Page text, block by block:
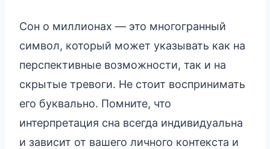
Сон о миллионах — это многогранный
символ, который может указывать как на
перспективные возможности, так и на
скрытые тревоги. Не стоит воспринимать
его буквально. Помните, что
интерпретация сна всегда индивидуальна
и зависит от вашего личного контекста и